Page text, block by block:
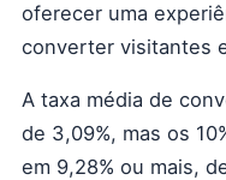
oferecer uma
converter visitantes
A taxa média de
de 3,09%, mas os
em 9,28% ou mais,